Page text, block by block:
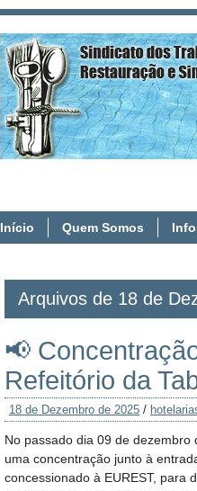
Início Quem Somos
Arquivos de 18 de
📢
Refeitório da
18 de Dezembro de 2025 /
No passado dia 09 de dezembro
uma concentração junto à
concessionado à EUREST, para